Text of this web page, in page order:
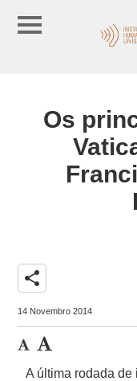
Os
share
14 Novembro 2014
A última rodada de